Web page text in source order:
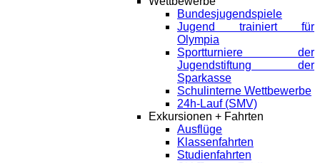
Bundesjugendspiele
Jugend trainiert für
Olympia
Sportturniere der
Jugendstiftung der
Sparkasse
Schulinterne Wettbewerbe
24h-Lauf (SMV)
Exkursionen + Fahrten
Ausflüge
Klassenfahrten
Studienfahrten